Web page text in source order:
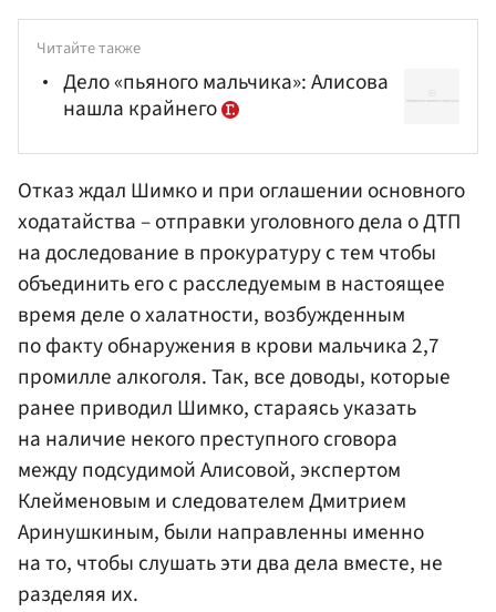
Читайте также
Дело «пьяного мальчика»: Алисова
нашла крайнего
Отказ ждал Шимко и при оглашении основного
ходатайства – отправки уголовного дела о ДТП
на доследование в прокуратурус тем чтобы
объединить его с расследуемым в настоящее
время деле о халатности, возбужденным
по факту обнаружения в крови мальчика 2,7
промилле алкоголя. Так, все доводы, которые
ранее приводил Шимко, стараясь указать
на наличие некого преступного сговора
между подсудимой Алисовой, экспертом
Клейменовым и следователемДмитрием
Аринушкиным, были направленны именно
на то, чтобы слушать эти два дела вместе, не
разделяя их.